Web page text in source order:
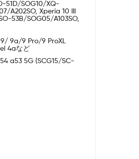
51D/SOG10/XQ-
A202SO, Xperia 10 III
53B/SOG05/A103SO,
9/ 9a/9 Pro/9 ProXL
4aなど
a53 5G (SCG15/SC-